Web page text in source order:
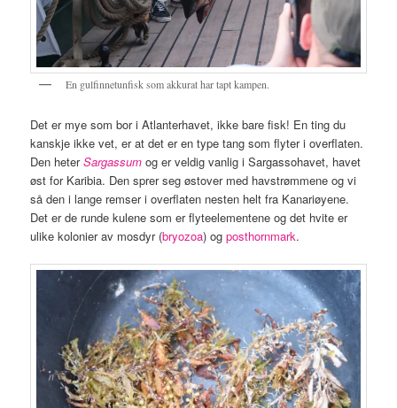
En gulfinnetunfisk som akkurat har tapt kampen.
Det er mye som bor i Atlanterhavet, ikke bare fisk! En ting du
kanskje ikke vet, er at det er en type tang som flyter i overflaten.
Den heterSargassumog er veldig vanlig i Sargassohavet, havet
øst for Karibia. Den sprer seg østover med havstrømmene og vi
så den i lange remser i overflaten nesten helt fra Kanariøyene.
Det er de runde kulene som er flyteelementene og det hvite er
ulike kolonier av mosdyr (bryozoa) ogposthornmark.